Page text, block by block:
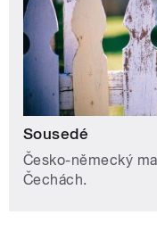
Sousedé
Česko-německý
Čechách.